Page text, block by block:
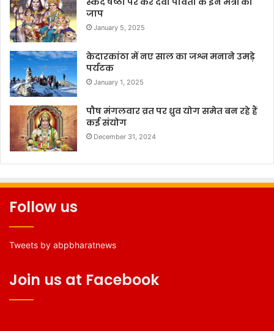
जाप
January 5, 2025
केदारकांठा में नए साल का जश्न मनाने उमड़े
पर्यटक
January 1, 2025
पौष मंगलवार व्रत पर ध्रुव योग समेत बन रहे हैं
कई संयोग
December 31, 2024
Follow us
Tweets by abpbharatnews
Join us at Facebook